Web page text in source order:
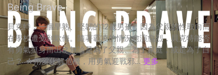
Being Brave
貝克特，一個早熟、堅韌的12歲男孩，因為父親的性取向而
在學校遭受到欺侮。隨著霸凌的情況愈演愈烈，貝克特能否
有勇氣挺身而出？無論是為了父親、為了家庭，或是為了自
己？ ☆用愛化解危機，用勇氣迎戰邪... 更多